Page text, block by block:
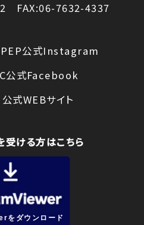
FAX:06-7632-4337
公式Instagram
公式Facebook
式WEBサイト
受ける方はこちら
をダウンロード